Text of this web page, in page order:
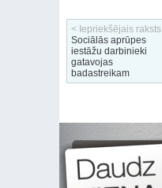
< Iepriekšējais raksts
Sociālās aprūpes
iestāžu darbinieki
gatavojas
badastreikam